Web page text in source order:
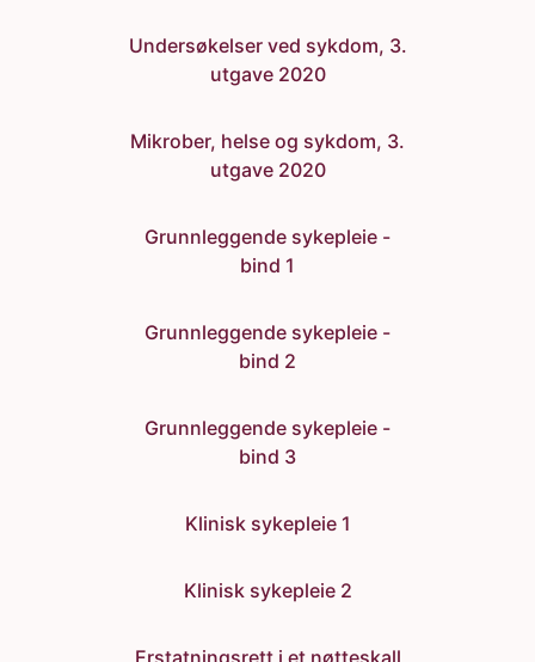
Undersøkelser ved sykdom, 3.
utgave 2020
Mikrober, helse og sykdom, 3.
utgave 2020
Grunnleggende sykepleie -
bind 1
Grunnleggende sykepleie -
bind 2
Grunnleggende sykepleie -
bind 3
Klinisk sykepleie 1
Klinisk sykepleie 2
Erstatningsrett i et nøtteskall